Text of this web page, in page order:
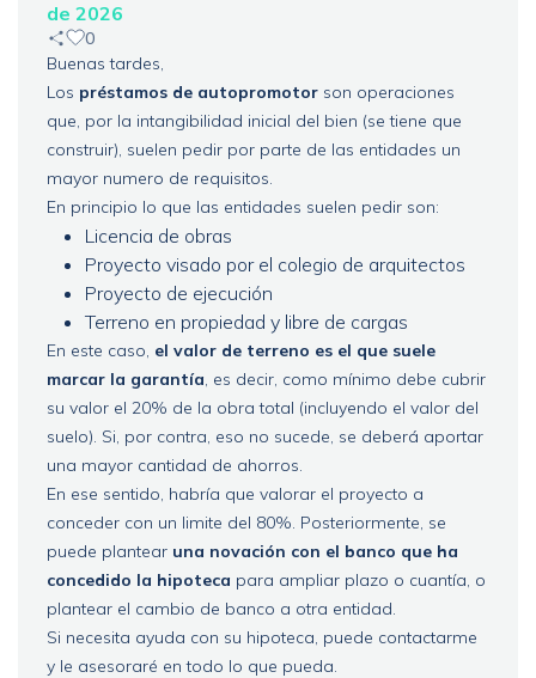
de 2026
0
Buenas tardes,
Los préstamos de autopromotor son operaciones
que, por la intangibilidad inicial del bien (se tiene que
construir), suelen pedir por parte de las entidades un
mayor numero de requisitos.
En principio lo que las entidades suelen pedir son:
Licencia de obras
Proyecto visado por el colegio de arquitectos
Proyecto de ejecución
Terreno en propiedad y libre de cargas
En este caso, el valor de terreno es el que suele
marcar la garantía, es decir, como mínimo debe cubrir
su valor el 20% de la obra total (incluyendo el valor del
suelo). Si, por contra, eso no sucede, se deberá aportar
una mayor cantidad de ahorros.
En ese sentido, habría que valorar el proyecto a
conceder con un limite del 80%. Posteriormente, se
puede plantear una novación con el banco que ha
concedido la hipoteca para ampliar plazo o cuantía, o
plantear el cambio de banco a otra entidad.
Si necesita ayuda con su hipoteca, puede contactarme
y le asesoraré en todo lo que pueda.